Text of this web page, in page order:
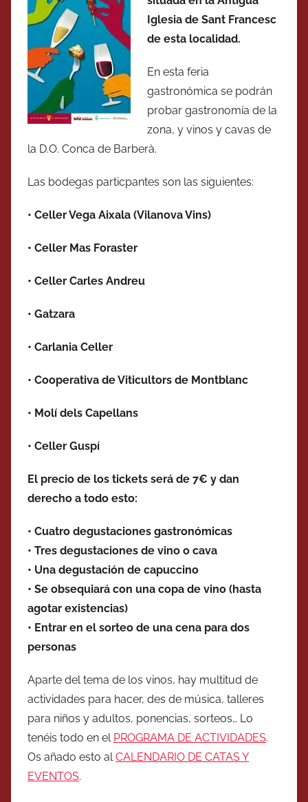
Iglesia de Sant Francesc
de esta localidad.
En esta feria
gastronómica se podrán
probar gastronomía de la
zona, y vinos y cavas de
la D.O. Conca de Barberà.
Las bodegas particpantes son las siguientes:
• Celler Vega Aixala (Vilanova Vins)
• Celler Mas Foraster
• Celler Carles Andreu
• Gatzara
• Carlania Celler
• Cooperativa de Viticultors de Montblanc
• Molí dels Capellans
• Celler Guspí
El precio de los tickets será de 7€ y dan
derecho a todo esto:
• Cuatro degustaciones gastronómicas
• Tres degustaciones de vino o cava
• Una degustación de capuccino
• Se obsequiará con una copa de vino (hasta
agotar existencias)
• Entrar en el sorteo de una cena para dos
personas
Aparte del tema de los vinos, hay multitud de
actividades para hacer, des de música, talleres
para niños y adultos, ponencias, sorteos… Lo
tenéis todo en el PROGRAMA DE ACTIVIDADES.
Os añado esto alCALENDARIO DE CATAS Y
EVENTOS.